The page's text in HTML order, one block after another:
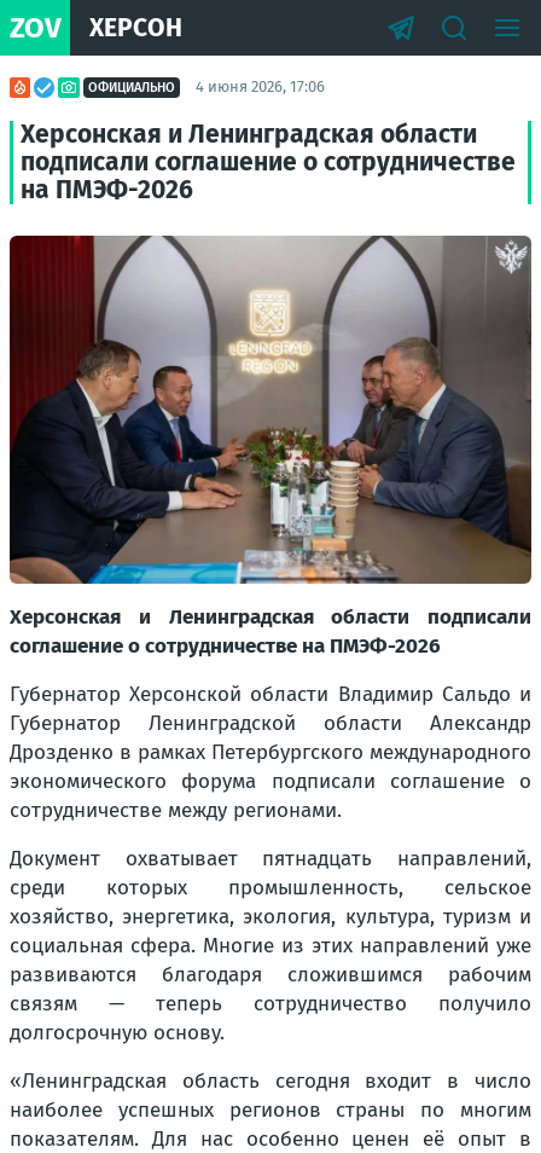
ZOV ХЕРСОН
ОФИЦИАЛЬНО 4 июня 2026, 17:06
Херсонская и Ленинградская области
подписали соглашение о сотрудничестве
на ПМЭФ-2026
Херсонская и Ленинградская области подписали
соглашение о сотрудничестве на ПМЭФ-2026
Губернатор Херсонской области Владимир Сальдо и
Губернатор Ленинградской области Александр
Дрозденко в рамках Петербургского международного
экономического форума подписали соглашение о
сотрудничестве между регионами.
Документ охватывает пятнадцать направлений,
среди которых промышленность, сельское
хозяйство, энергетика, экология, культура, туризм и
социальная сфера. Многие из этих направлений уже
развиваются благодаря сложившимся рабочим
связям — теперь сотрудничество получило
долгосрочную основу.
«Ленинградская область сегодня входит в число
наиболее успешных регионов страны по многим
показателям. Для нас особенно ценен её опыт в